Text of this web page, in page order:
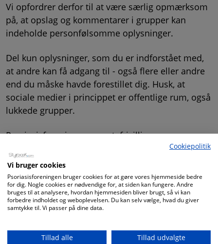
Cookiepolitik
Vi bruger cookies
Psoriasisforeningen bruger cookies for at gøre vores hjemmeside bedre
for dig. Nogle cookies er nødvendige for, at siden kan fungere. Andre
bruges til at analysere, hvordan hjemmesiden bliver brugt, så vi kan
forbedre indholdet og weboplevelsen. Du kan selv vælge, hvad du giver
samtykke til. Vi passer på dine data.
Tillad alle Tillad udvalgte
Vi opfordrer derfor til at være særlig opmærksom
på, at opslag og kommentarer i grupper kan
indeholde personfølsomme oplysninger.
Del kun oplysninger, som du er indforstået med,
at andre kan få adgang til - også flere eller andre
end du måske havde forestillet dig. Husk, at
sociale medier i princippet er offentlige rum, også
lukkede grupper.
Psoriasisforeningen og evt. frivillige
kommentarer, hvis de indeholder indhold, der er i
strid med gruppens formål eller disse
retningslinjer.
Har du et spørgsmål til Psoriasisforeningen, som